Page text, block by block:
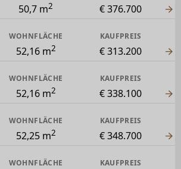
50,7 m2 € 376.700
WOHNFLÄCHE
52,16 m2
KAUFPREIS
€ 313.200
WOHNFLÄCHE
52,16 m2
KAUFPREIS
€ 338.100
WOHNFLÄCHE
52,25 m2
KAUFPREIS
€ 348.700
WOHNFLÄCHE KAUFPREIS